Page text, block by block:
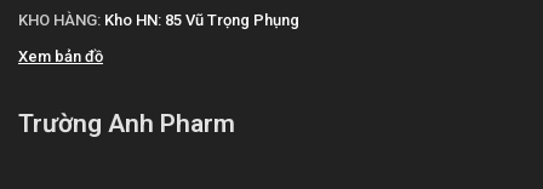
KHO HÀNG: Kho HN: 85 Vũ Trọng Phụng
Xem bản đồ
Trường Anh Pharm